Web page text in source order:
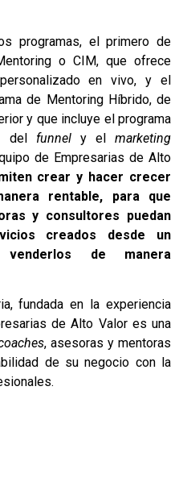
programas, el primero de
o CIM, que ofrece
en vivo, y el
de Mentoring Híbrido, de
y que incluye el programa
del funnel y el marketing
de Empresarias de Alto
crear y hacer crecer
rentable, para que
y consultores puedan
creados desde un
de manera
fundada en la experiencia
de Alto Valor es una
, asesoras y mentoras
de su negocio con la